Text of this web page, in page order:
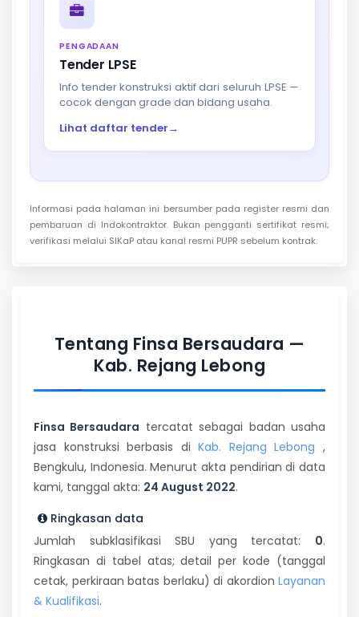
PENGADAAN
Tender LPSE
Info tender konstruksi aktif dari seluruh LPSE —
cocok dengan grade dan bidang usaha.
Lihat daftar tender→
Informasi pada halaman ini bersumber pada register resmi dan
pembaruan di Indokontraktor. Bukan pengganti sertifikat resmi;
verifikasi melalui SIKaP atau kanal resmi PUPR sebelum kontrak.
Tentang Finsa Bersaudara —
Kab. Rejang Lebong
Finsa Bersaudara tercatat sebagai badan usaha
jasa konstruksi berbasis diKab. Rejang Lebong ,
Bengkulu, Indonesia. Menurut akta pendirian di data
kami, tanggal akta: 24 August 2022.
Ringkasan data
Jumlah subklasifikasi SBU yang tercatat: 0.
Ringkasan di tabel atas; detail per kode (tanggal
cetak, perkiraan batas berlaku) di akordion Layanan
& Kualifikasi.